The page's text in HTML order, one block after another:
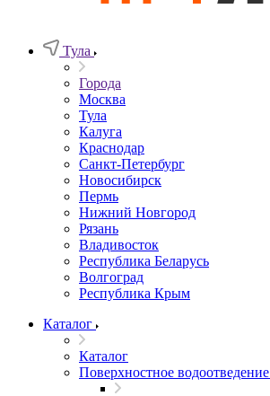
Тула
Города
Москва
Тула
Калуга
Краснодар
Санкт-Петербург
Новосибирск
Пермь
Нижний Новгород
Рязань
Владивосток
Республика Беларусь
Волгоград
Республика Крым
Каталог
Каталог
Поверхностное водоотведение